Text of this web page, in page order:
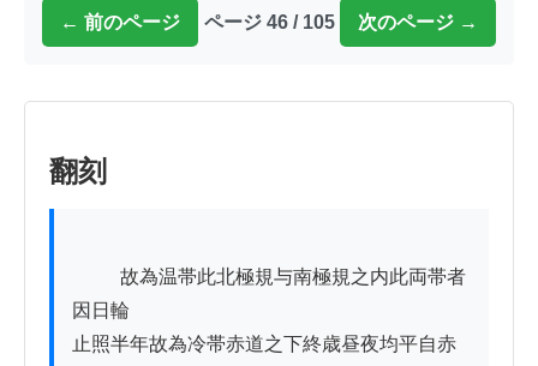
← 前のページ ページ 46 / 105 次のページ →
翻刻
因日輪
止照半年故為冷帯赤道之下終歳昼夜均平自赤